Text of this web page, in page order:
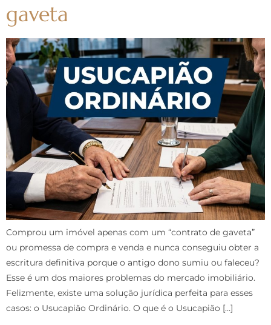
gaveta
Comprou um imóvel apenas com um “contrato de gaveta”
ou promessa de compra e venda e nunca conseguiu obter a
escritura definitiva porque o antigo dono sumiu ou faleceu?
Esse é um dos maiores problemas do mercado imobiliário.
Felizmente, existe uma solução jurídica perfeita para esses
casos: o Usucapião Ordinário. O que é o Usucapião […]